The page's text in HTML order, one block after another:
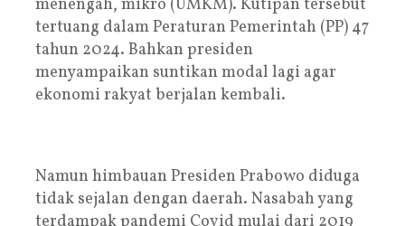
menengah, mikro (UMKM). Kutipan tersebut
tertuang dalam Peraturan Pemerintah (PP) 47
tahun 2024. Bahkan presiden
menyampaikan suntikan modal lagi agar
ekonomi rakyat berjalan kembali.
Namun himbauan Presiden Prabowo diduga
tidak sejalan dengan daerah. Nasabah yang